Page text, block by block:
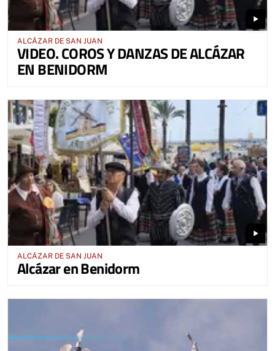
play_arrow
ALCÁZAR DE SAN JUAN
VIDEO. COROS Y DANZAS DE ALCÁZAR
EN BENIDORM
play_arrow
ALCÁZAR DE SAN JUAN
Alcázar en Benidorm